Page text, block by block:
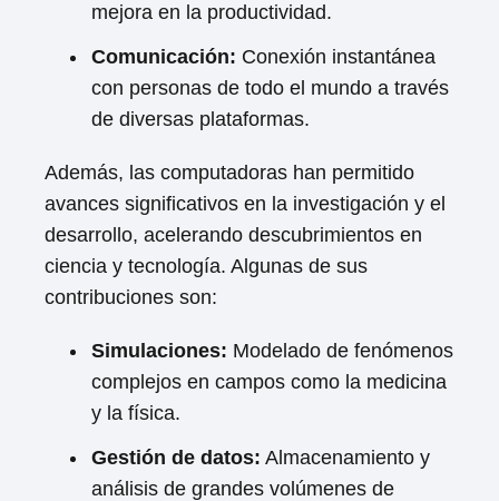
mejora en la productividad.
Comunicación: Conexión instantánea
con personas de todo el mundo a través
de diversas plataformas.
Además, las computadoras han permitido
avances significativos en la investigación y el
desarrollo, acelerando descubrimientos en
ciencia y tecnología. Algunas de sus
contribuciones son:
Simulaciones: Modelado de fenómenos
complejos en campos como la medicina
y la física.
Gestión de datos: Almacenamiento y
análisis de grandes volúmenes de